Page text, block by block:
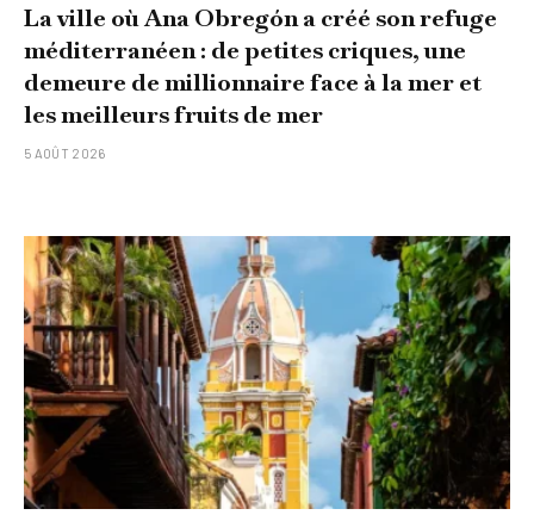
La ville où Ana Obregón a créé son refuge
méditerranéen : de petites criques, une
demeure de millionnaire face à la mer et
les meilleurs fruits de mer
5 AOÛT 2026